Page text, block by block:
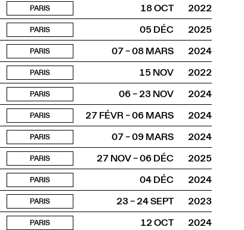
PARIS 18 OCT
2022
PARIS 05 DÉC
2025
PARIS 07 – 08 MARS
2024
PARIS 15 NOV
2022
PARIS 06 – 23 NOV
2024
PARIS 27 FÉVR – 06 MARS
2024
PARIS 07 – 09 MARS
2024
PARIS 27 NOV – 06 DÉC
2025
PARIS 04 DÉC
2024
PARIS 23 – 24 SEPT
2023
PARIS 12 OCT
2024